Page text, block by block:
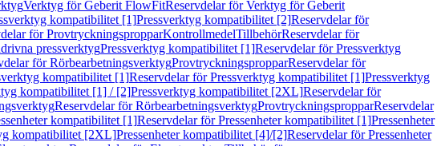
Verktyg för Geberit FlowFitReservdelar för Verktyg för Geberit
kompatibilitet [1]Pressverktyg kompatibilitet [2]Reservdelar för
för ProvtryckningspropparKontrollmedelTillbehörReservdelar för
pressverktygPressverktyg kompatibilitet [1]Reservdelar för Pressverktyg
för RörbearbetningsverktygProvtryckningspropparReservdelar för
kompatibilitet [1]Reservdelar för Pressverktyg kompatibilitet [1]Pressverktyg
kompatibilitet [1] / [2]Pressverktyg kompatibilitet [2XL]Reservdelar för
Reservdelar för RörbearbetningsverktygProvtryckningspropparReservdelar
kompatibilitet [1]Reservdelar för Pressenheter kompatibilitet [1]Pressenheter
kompatibilitet [2XL]Pressenheter kompatibilitet [4]/[2]Reservdelar för Pressenheter